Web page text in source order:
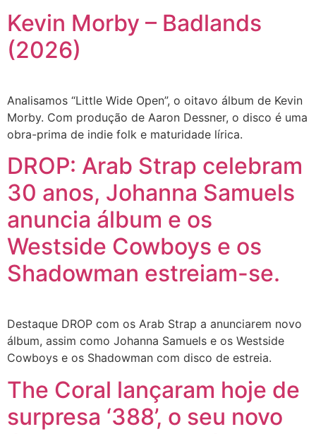
Kevin Morby – Badlands
(2026)
Analisamos “Little Wide Open”, o oitavo álbum de Kevin
Morby. Com produção de Aaron Dessner, o disco é uma
obra-prima de indie folk e maturidade lírica.
DROP: Arab Strap celebram
30 anos, Johanna Samuels
anuncia álbum e os
Westside Cowboys e os
Shadowman estreiam-se.
Destaque DROP com os Arab Strap a anunciarem novo
álbum, assim como Johanna Samuels e os Westside
Cowboys e os Shadowman com disco de estreia.
The Coral lançaram hoje de
surpresa ‘388’, o seu novo